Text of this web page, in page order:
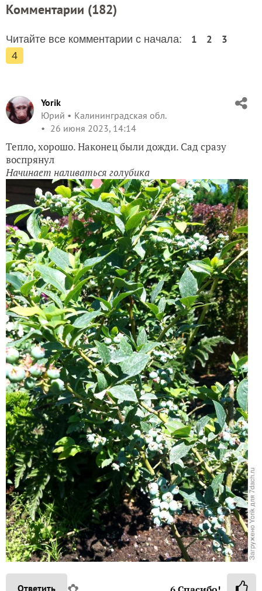
Комментарии (182)
Читайте все комментарии с начала: 1 2 3
4
Yorik
Юрий
Калининградская обл.
26 июня 2023, 14:14
Тепло, хорошо. Наконец были дожди. Сад сразу
воспрянул
Начинает наливаться голубика
Ответить